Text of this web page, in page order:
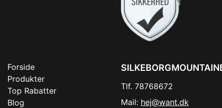
Forside
Produkter
Top Rabatter
Blog
Tlf. 78768672
Mail: hej@want.dk